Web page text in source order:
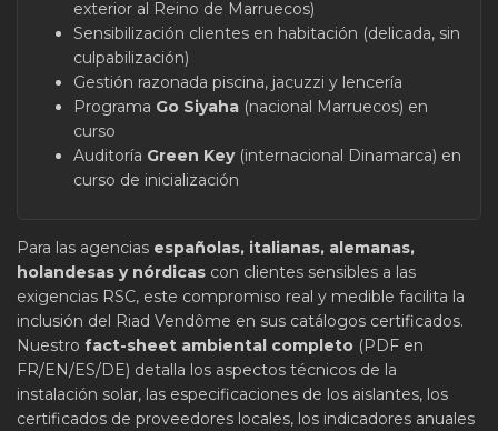
exterior al Reino de Marruecos)
Sensibilización clientes en habitación (delicada, sin
culpabilización)
Gestión razonada piscina, jacuzzi y lencería
Programa Go Siyaha (nacional Marruecos) en
curso
Auditoría Green Key(internacional Dinamarca) en
curso de inicialización
Para las agencias españolas, italianas, alemanas,
holandesas y nórdicas con clientes sensibles a las
exigencias RSC, este compromiso real y medible facilita la
inclusión del Riad Vendôme en sus catálogos certificados.
Nuestro fact-sheet ambiental completo (PDF en
FR/EN/ES/DE) detalla los aspectos técnicos de la
instalación solar, las especificaciones de los aislantes, los
certificados de proveedores locales, los indicadores anuales